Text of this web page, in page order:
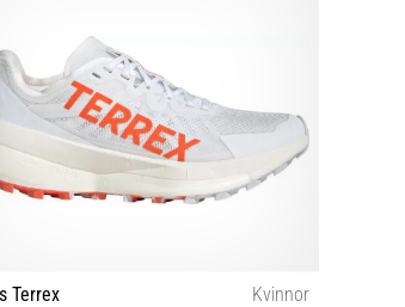
Terrex
Kvinnor